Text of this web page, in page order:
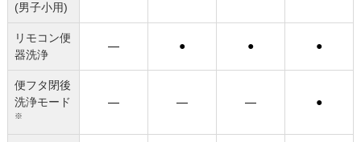
(男子小用)
リモコン便
器洗浄
― ● ● ●
便フタ閉後
洗浄モード
※
― ― ― ●